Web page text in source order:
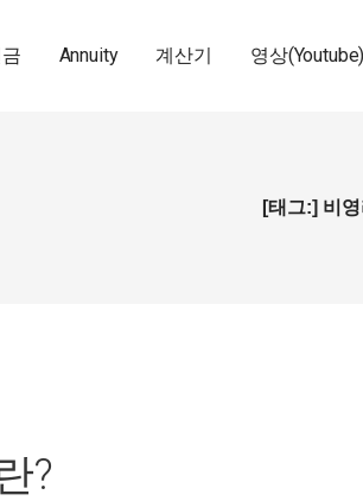
Annuity 계산기 영상(Youtube)
[태그:] 비
?